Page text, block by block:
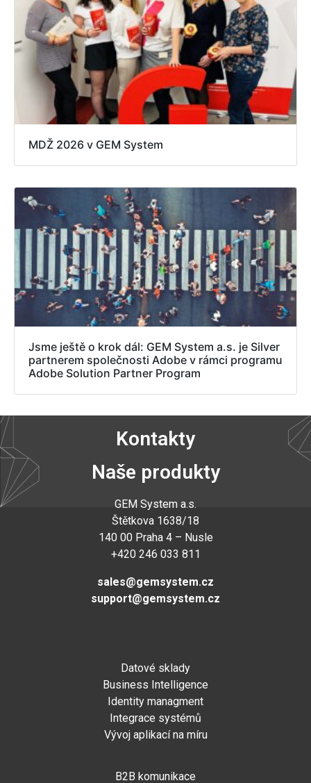
MDŽ 2026 v GEM System
Jsme ještě o krok dál: GEM System a.s. je Silver
partnerem společnosti Adobe v rámci programu
Adobe Solution Partner Program
Kontakty
Naše produkty
GEM System a.s.
Štětkova 1638/18
140 00 Praha 4 – Nusle
+420 246 033 811
sales@gemsystem.cz
support@gemsystem.cz
Datové sklady
Business Intelligence
Identity managment
Integrace systémů
Vývoj aplikací na míru
B2B komunikace